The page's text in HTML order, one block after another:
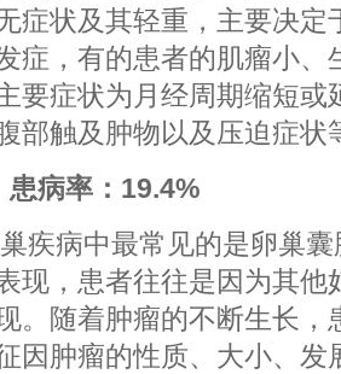
症状及其轻重，主要决定
症，有的患者的肌瘤小、
要症状为月经周期缩短或
部触及肿物以及压迫症状
病率：19.4%
疾病中最常见的是卵巢
现，患者往往是因为其他
。随着肿瘤的不断生长，
因肿瘤的性质、大小、发